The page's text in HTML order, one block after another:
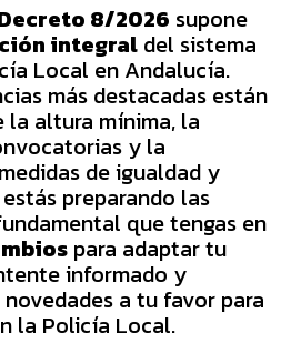
8/2026 supone
integral del sistema
Local en Andalucía.
más destacadas están
la altura mínima, la
y la
de igualdad y
preparando las
que tengas en
para adaptar tu
informado y
a tu favor para
la Policía Local.